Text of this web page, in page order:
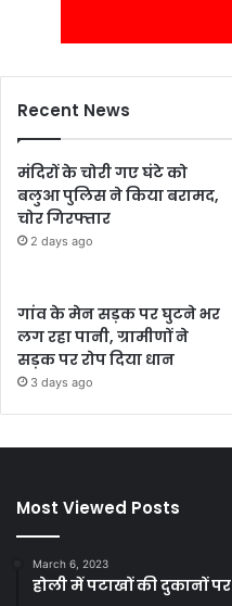
Recent News
मंदिरों के चोरी गए घंटे को
बलुआ पुलिस ने किया बरामद,
चोर गिरफ्तार
2 days ago
गांव के मेन सड़क पर घुटने भर
लग रहा पानी, ग्रामीणों ने
सड़क पर रोप दिया धान
3 days ago
Most Viewed Posts
March 6, 2023
होली में पटाखों की दुकानों